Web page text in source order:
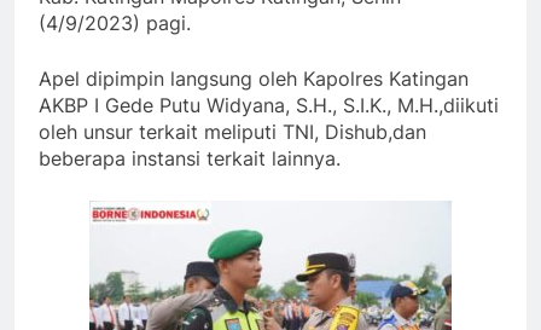
(4/9/2023) pagi.
Apel dipimpin langsung oleh Kapolres Katingan
AKBP I Gede Putu Widyana, S.H., S.I.K., M.H.,diikuti
oleh unsur terkait meliputi TNI, Dishub,dan
beberapa instansi terkait lainnya.